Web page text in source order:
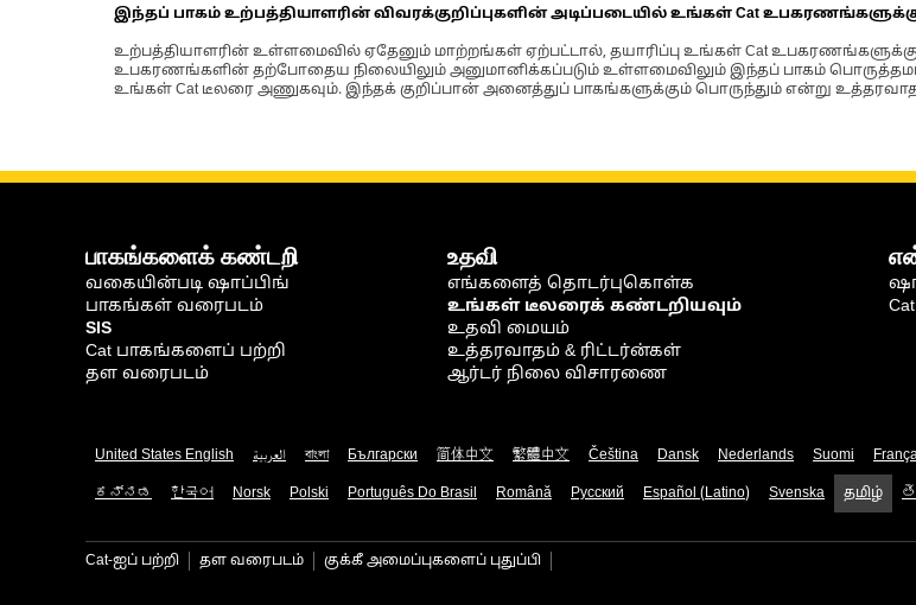
இந்தப் பாகம் உற்பத்தியாளரின் விவரக்குறிப்புகளின் அடிப்படையில் உங்கள் Cat
உற்பத்தியாளரின் உள்ளமைவில் ஏதேனும் மாற்றங்கள் ஏற்பட்டால், தயாரிப்பு உங்கள் Cat
உபகரணங்களின் தற்போதைய நிலையிலும் அனுமானிக்கப்படும் உள்ளமைவிலும் இந்தப் பாகம்
உங்கள் Cat டீலரை அணுகவும். இந்தக் குறிப்பான் அனைத்துப் பாகங்களுக்கும் பொருந்தும் என்று உத்தரவாதம்
பாகங்களைக் கண்டறி
வகையின்படி ஷாப்பிங்
பாகங்கள் வரைபடம்
SIS
Cat பாகங்களைப் பற்றி
தள வரைபடம்
உதவி
எங்களைத் தொடர்புகொள்க
உங்கள் டீலரைக் கண்டறியவும்
உதவி மையம்
உத்தரவாதம் & ரிட்டர்ன்கள்
ஆர்டர் நிலை விசாரணை
United States English العربية বাংলা Български 简体中文 繁體中文 Čeština Dansk Nederlands Suomi
ಕನ್ನಡ 한국어 Norsk Polski Português Do Brasil Română Русский Español (Latino) Svenska தமிழ்
Cat-ஐப் பற்றி தள வரைபடம் குக்கீ அமைப்புகளைப் புதுப்பி